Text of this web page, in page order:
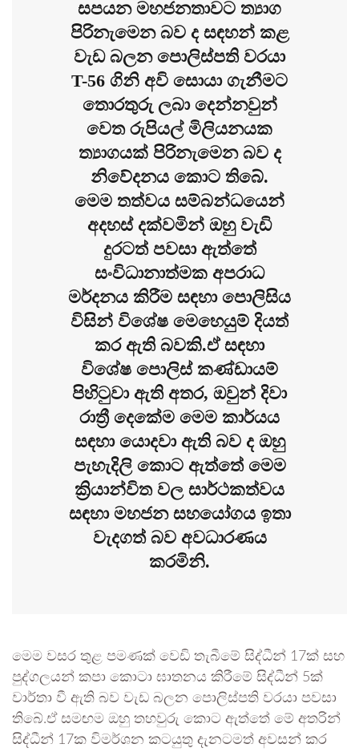
සපයන මහජනතාවට ත්‍යාග
පිරිනැමෙන බව ද සඳහන් කළ
වැඩ බලන පොලිස්පති වරයා
T-56 ගිනි අවි සොයා ගැනීමට
තොරතුරු ලබා දෙන්නවුන්
වෙත රුපියල් මිලියනයක
ත්‍යාගයක් පිරිනැමෙන බව ද
නිවේදනය කොට තිබේ.
මෙම තත්වය සම්බන්ධයෙන්
අදහස් දක්වමින් ඔහු වැඩි
දුරටත් පවසා ඇත්තේ
සංවිධානාත්මක අපරාධ
මර්දනය කිරීම සඳහා පොලිසිය
විසින් විශේෂ මෙහෙයුම් දියත්
කර ඇති බවකි.ඒ සඳහා
විශේෂ පොලිස් කණ්ඩායම්
පිහිටුවා ඇති අතර, ඔවුන් දිවා
රාත්‍රී දෙකේම මෙම කාර්යය
සඳහා යොදවා ඇති බව ද ඔහු
පැහැදිලි කොට ඇත්තේ මෙම
ක්‍රියාන්විත වල සාර්ථකත්වය
සඳහා මහජන සහයෝගය ඉතා
වැදගත් බව අවධාරණය
කරමිනි.
මෙම වසර තුළ පමණක් වෙඩි තැබීමේ සිද්ධීන් 17ක් සහ
පුද්ගලයන් කපා කොටා ඝාතනය කිරීමේ සිද්ධීන් 5ක්
වාර්තා වී ඇති බව වැඩ බලන පොලිස්පති වරයා පවසා
තිබේ.ඒ සමඟම ඔහු තහවුරු කොට ඇත්තේ මේ අතරින්
සිද්ධීන් 17ක විමර්ශන කටයුතු දැනටමත් අවසන් කර